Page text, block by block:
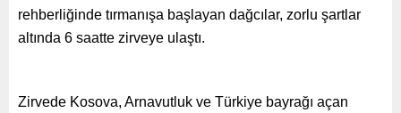
rehberliğinde tırmanışa başlayan dağcılar, zorlu şartlar
altında 6 saatte zirveye ulaştı.
Zirvede Kosova, Arnavutluk ve Türkiye bayrağı açan